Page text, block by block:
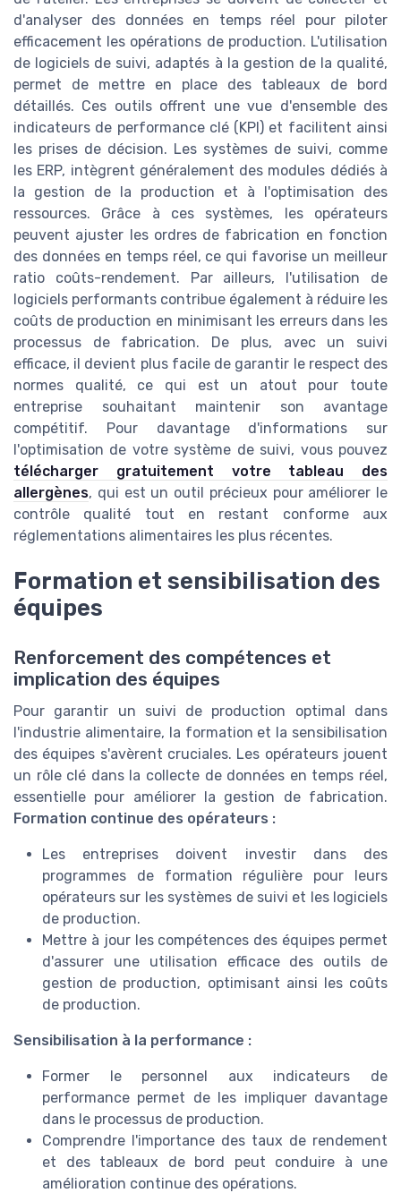
d'analyser des données en temps réel pour piloter
efficacement les opérations de production. L'utilisation
de logiciels de suivi, adaptés à la gestion de la qualité,
permet de mettre en place des tableaux de bord
détaillés. Ces outils offrent une vue d'ensemble des
indicateurs de performance clé (KPI) et facilitent ainsi
les prises de décision. Les systèmes de suivi, comme
les ERP, intègrent généralement des modules dédiés à
la gestion de la production et à l'optimisation des
ressources. Grâce à ces systèmes, les opérateurs
peuvent ajuster les ordres de fabrication en fonction
des données en temps réel, ce qui favorise un meilleur
ratio coûts-rendement. Par ailleurs, l'utilisation de
logiciels performants contribue également à réduire les
coûts de production en minimisant les erreurs dans les
processus de fabrication. De plus, avec un suivi
efficace, il devient plus facile de garantir le respect des
normes qualité, ce qui est un atout pour toute
entreprise souhaitant maintenir son avantage
compétitif. Pour davantage d'informations sur
l'optimisation de votre système de suivi, vous pouvez
télécharger gratuitement votre tableau des
allergènes, qui est un outil précieux pour améliorer le
contrôle qualité tout en restant conforme aux
réglementations alimentaires les plus récentes.
Formation et sensibilisation des
équipes
Renforcement des compétences et
implication des équipes
Pour garantir un suivi de production optimal dans
l'industrie alimentaire, la formation et la sensibilisation
des équipes s'avèrent cruciales. Les opérateurs jouent
un rôle clé dans la collecte de données en temps réel,
essentielle pour améliorer la gestion de fabrication.
Formation continue des opérateurs :
Les entreprises doivent investir dans des
programmes de formation régulière pour leurs
opérateurs sur les systèmes de suivi et les logiciels
de production.
Mettre à jour les compétences des équipes permet
d'assurer une utilisation efficace des outils de
gestion de production, optimisant ainsi les coûts
de production.
Sensibilisation à la performance :
Former le personnel aux indicateurs de
performance permet de les impliquer davantage
dans le processus de production.
Comprendre l'importance des taux de rendement
et des tableaux de bord peut conduire à une
amélioration continue des opérations.